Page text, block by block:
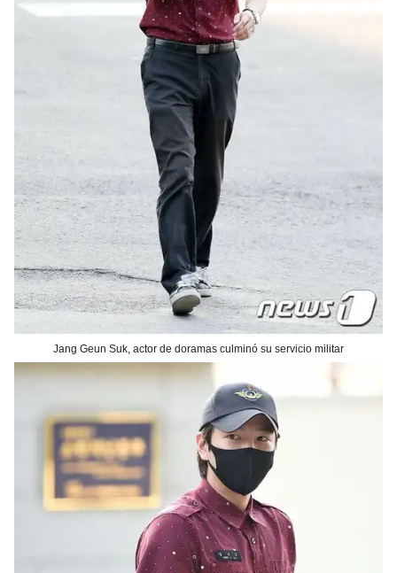
Jang Geun Suk, actor de doramas culminó su servicio militar